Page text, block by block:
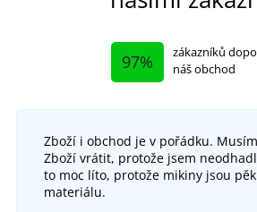
97%
zákazníků
náš obchod
Zboží i obchod je v pořádku.
Zboží vrátit, protože jsem
to moc líto, protože mikiny jsou
materiálu.